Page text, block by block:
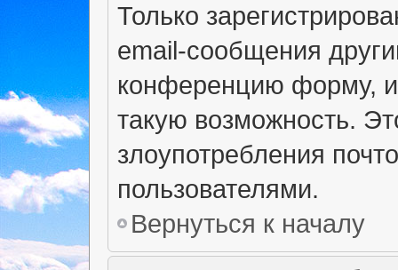
Только
email-сообщения
конференцию форму, и
такую возможность.
злоупотребления
пользователями.
Вернуться к началу